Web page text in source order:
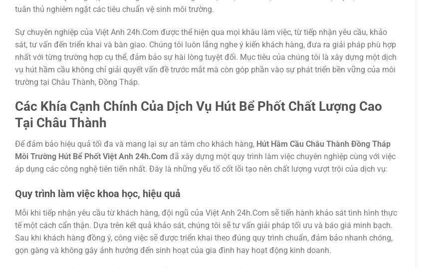
tuân thủ nghiêm ngặt các tiêu chuẩn vệ sinh môi trường.
Sự chuyên nghiệp của Việt Anh 24h.Com được thể hiện qua mọi khâu làm việc, từ tiếp nhận yêu cầu, khảo
sát, tư vấn đến triển khai và bàn giao. Chúng tôi luôn lắng nghe ý kiến khách hàng, đưa ra giải pháp phù hợp
nhất với từng trường hợp cụ thể, đảm bảo sự hài lòng tuyệt đối. Mục tiêu của chúng tôi là xây dựng một dịch
vụ hút hầm cầu không chỉ giải quyết vấn đề trước mắt mà còn góp phần vào sự phát triển bền vững của môi
trường tại Châu Thành, Đồng Tháp.
Các Khía Cạnh Chính Của Dịch Vụ Hút Bể Phốt Chất Lượng Cao
Tại Châu Thành
Để đảm bảo hiệu quả tối đa và mang lại sự an tâm cho khách hàng, Hút Hầm Cầu Châu Thành Đồng Tháp
Môi Trường Hút Bể Phốt Việt Anh 24h.Com đã xây dựng một quy trình làm việc chuyên nghiệp cùng với việc
áp dụng các công nghệ tiên tiến nhất. Đây là những yếu tố cốt lõi tạo nên chất lượng vượt trội của dịch vụ:
Quy trình làm việc khoa học, hiệu quả
Mỗi khi tiếp nhận yêu cầu từ khách hàng, đội ngũ của Việt Anh 24h.Com sẽ tiến hành khảo sát tình hình thực
tế một cách cẩn thận. Dựa trên kết quả khảo sát, chúng tôi sẽ tư vấn giải pháp tối ưu và báo giá minh bạch.
Sau khi khách hàng đồng ý, công việc sẽ được triển khai theo đúng quy trình chuẩn, đảm bảo nhanh chóng,
gọn gàng và không gây ảnh hưởng đến sinh hoạt của gia đình hay hoạt động kinh doanh.